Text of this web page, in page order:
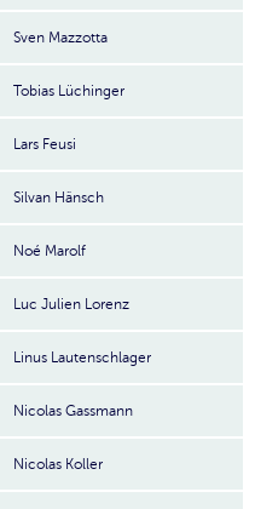
Sven Mazzotta
Tobias Lüchinger
Lars Feusi
Silvan Hänsch
Noé Marolf
Luc Julien Lorenz
Linus Lautenschlager
Nicolas Gassmann
Nicolas Koller